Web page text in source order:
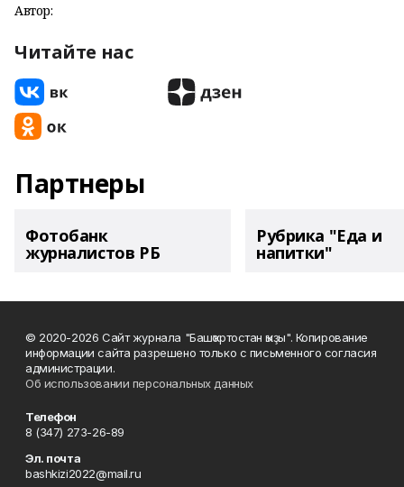
Автор:
Читайте нас
Партнеры
Фотобанк
журналистов РБ
Рубрика "Еда и
напитки"
© 2020-2026 Сайт журнала "Башҡортостан ҡыҙы". Копирование
информации сайта разрешено только с письменного согласия
администрации.
Об использовании персональных данных
Телефон
8 (347) 273-26-89
Эл. почта
bashkizi2022@mail.ru